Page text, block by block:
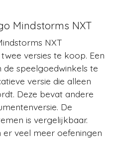
Mindstorms NXT
NXT
versies te koop. Een
de speelgoedwinkels te
versie die alleen
Deze bevat andere
De
is vergelijkbaar.
veel meer oefeningen